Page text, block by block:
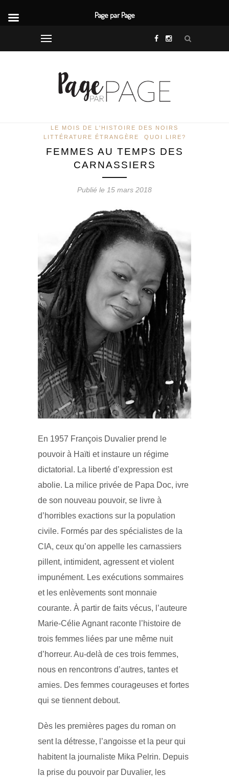
LE MOIS DE L'HISTOIRE DES NOIRS
LITTÉRATURE ÉTRANGÈRE
QUOI LIRE?
FEMMES AU TEMPS DES
CARNASSIERS
Publié le 15 mars 2018
En 1957 François Duvalier prend le
pouvoir à Haïti et instaure un régime
dictatorial. La liberté d’expression est
abolie. La milice privée de Papa Doc, ivre
de son nouveau pouvoir, se livre à
d’horribles exactions sur la population
civile. Formés par des spécialistes de la
CIA, ceux qu’on appelle les carnassiers
pillent, intimident, agressent et violent
impunément. Les exécutions sommaires
et les enlèvements sont monnaie
courante. À partir de faits vécus, l’auteure
Marie-Célie Agnant raconte l’histoire de
trois femmes liées par une même nuit
d’horreur. Au-delà de ces trois femmes,
nous en rencontrons d’autres, tantes et
amies. Des femmes courageuses et fortes
qui se tiennent debout.
Dès les premières pages du roman on
sent la détresse, l’angoisse et la peur qui
habitent la journaliste Mika Pelrin. Depuis
la prise du pouvoir par Duvalier, les
Page par Page